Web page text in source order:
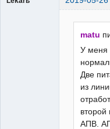
matu
У меня
Две
из
АПВ.